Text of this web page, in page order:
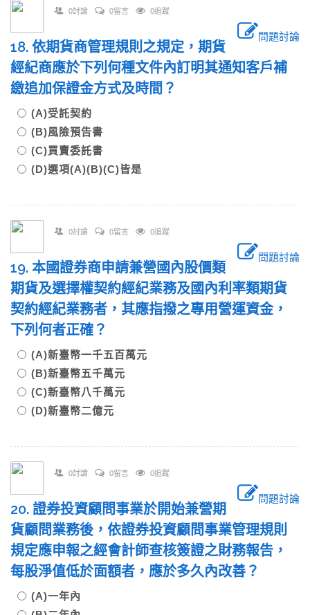
0討論 0留言 0追蹤
問題討論
18. 依期貨商管理規則之規定，期貨
經紀商應於下列何種文件內訂明其通知客戶補
繳追加保證金方式及時間？
(A)受託契約
(B)風險預告書
(C)買賣委託書
(D)選項(A)(B)(C)皆是
0討論 0留言 0追蹤
問題討論
19. 本國證券商申請兼營國內股價類
期貨及選擇權契約經紀業務及國內利率類期貨
契約經紀業務者，其應指撥之專用營運資金，
下列何者正確？
(A)新臺幣一千五百萬元
(B)新臺幣五千萬元
(C)新臺幣八千萬元
(D)新臺幣二億元
0討論 0留言 0追蹤
問題討論
20. 證券投資顧問事業於開始兼營期
貨顧問業務後，依證券投資顧問事業管理規則
規定應申報之經會計師查核簽證之財務報告，
每股淨值低於面額者，應於多久內改善？
(A)一年內